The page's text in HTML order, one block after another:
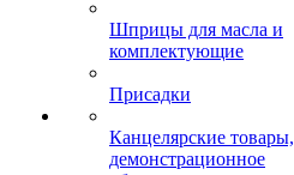
Шприцы для масла и
комплектующие
Присадки
Канцелярские товары,
демонстрационное